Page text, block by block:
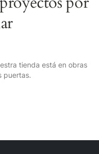
tienda está en obras
puertas.